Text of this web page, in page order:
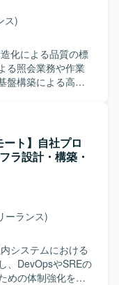
ス)
化による品質の標
る照会業務や作業
盤構築による高度
えた業務ナレッジ
AI（RAG）・ナレ
（プロトタイプ）
ます。 【求め
ャッチアップに積
イプ開発と検証
と連携しながら
柔軟に仕様調整
グラフ、AI Agentま
であり、最新のAI
。MVP開発から実
ト】自社プロ
ラ設計・構築・
ーランス)
システムにおける
、DevOpsやSREの
めの体制強化を行